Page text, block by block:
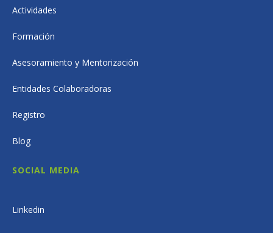
Actividades
Formación
Asesoramiento y Mentorización
Entidades Colaboradoras
Registro
Blog
SOCIAL MEDIA
Linkedin